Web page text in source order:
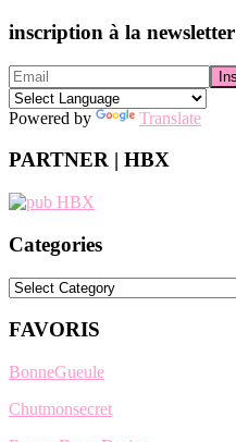
inscription à la newsletter
Powered by Translate
PARTNER | HBX
Categories
Categories
FAVORIS
BonneGueule
Chutmonsecret